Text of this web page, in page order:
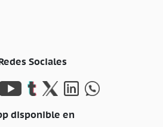
Sociales
disponible en